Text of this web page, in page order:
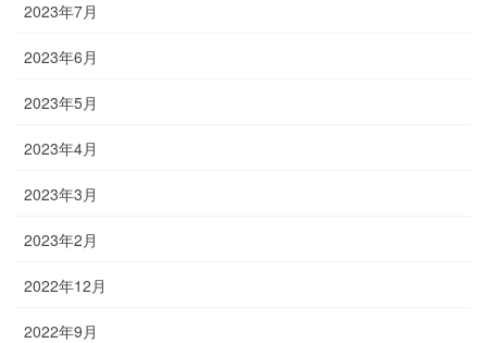
2023年7月
2023年6月
2023年5月
2023年4月
2023年3月
2023年2月
2022年12月
2022年9月